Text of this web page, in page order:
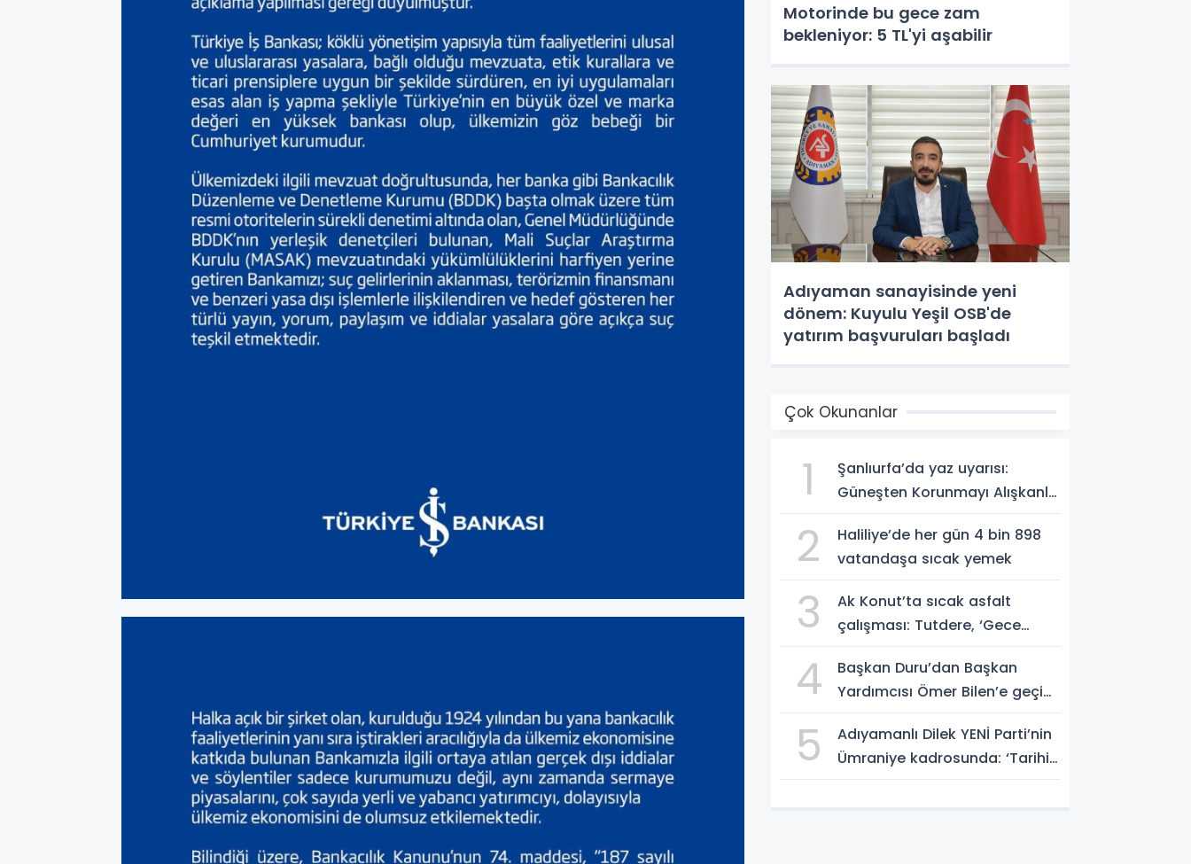
Motorinde bu gece zam
bekleniyor: 5 TL'yi aşabilir
Adıyaman sanayisinde yeni
dönem: Kuyulu Yeşil OSB'de
yatırım başvuruları başladı
Çok Okunanlar
1
Şanlıurfa’da yaz uyarısı:
Güneşten Korunmayı Alışkanlık
2
Haliliye’de her gün 4 bin 898
vatandaşa sıcak yemek
3
Ak Konut’ta sıcak asfalt
çalışması: Tutdere, ‘Gece
4
Başkan Duru’dan Başkan
Yardımcısı Ömer Bilen’e geçici
5
Adıyamanlı Dilek YENİ Parti’nin
Ümraniye kadrosunda: ‘Tarihin